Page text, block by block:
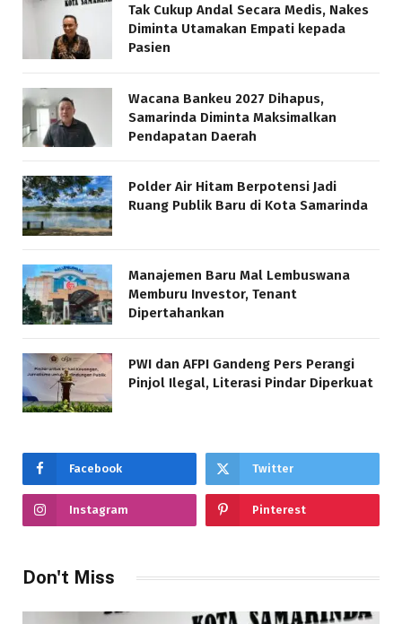
Tak Cukup Andal Secara Medis, Nakes
Diminta Utamakan Empati kepada
Pasien
Wacana Bankeu 2027 Dihapus,
Samarinda Diminta Maksimalkan
Pendapatan Daerah
Polder Air Hitam Berpotensi Jadi
Ruang Publik Baru di Kota Samarinda
Manajemen Baru Mal Lembuswana
Memburu Investor, Tenant
Dipertahankan
PWI dan AFPI Gandeng Pers Perangi
Pinjol Ilegal, Literasi Pindar Diperkuat
Facebook Twitter
Instagram Pinterest
Don't Miss